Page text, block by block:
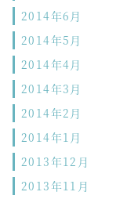
2014年6月
2014年5月
2014年4月
2014年3月
2014年2月
2014年1月
2013年12月
2013年11月